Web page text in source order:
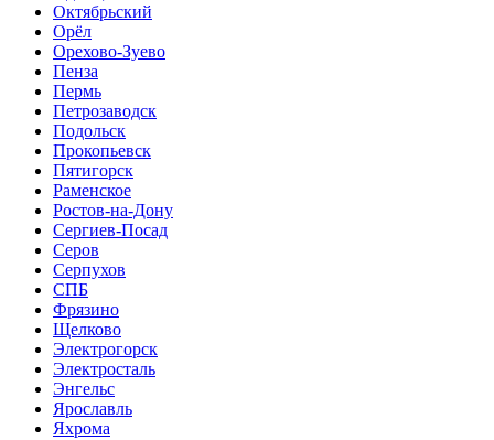
Октябрьский
Орёл
Орехово-Зуево
Пенза
Пермь
Петрозаводск
Подольск
Прокопьевск
Пятигорск
Раменское
Ростов-на-Дону
Сергиев-Посад
Серов
Серпухов
СПБ
Фрязино
Щелково
Электрогорск
Электросталь
Энгельс
Ярославль
Яхрома